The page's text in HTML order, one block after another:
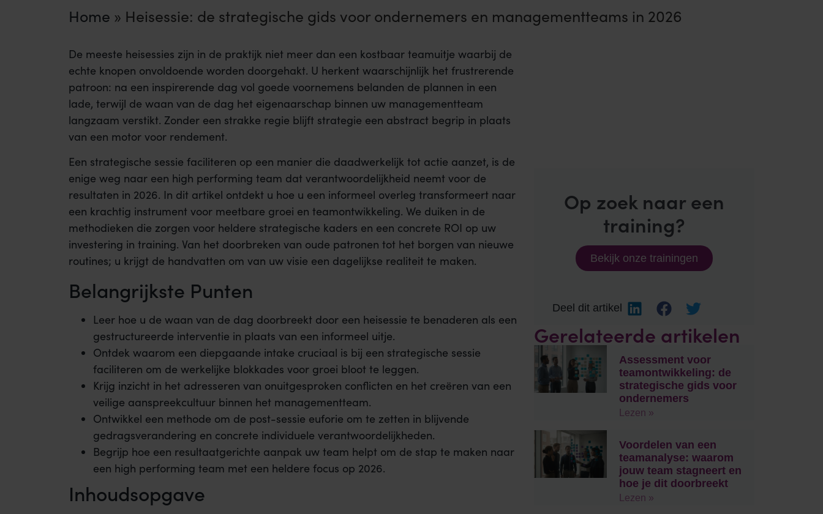
Home » Heisessie: de strategische gids voor ondernemers en managementteams in 2026
De meeste heisessies zijn in de praktijk niet meer dan een kostbaar teamuitje waarbij de
echte knopen onvoldoende worden doorgehakt. U herkent waarschijnlijk het frustrerende
patroon: na een inspirerende dag vol goede voornemens belanden de plannen in een
lade, terwijl de waan van de dag het eigenaarschap binnen uw managementteam
langzaam verstikt. Zonder een strakke regie blijft strategie een abstract begrip in plaats
van een motor voor rendement.
Een strategische sessie faciliteren op een manier die daadwerkelijk tot actie aanzet, is de
enige weg naar een high performing team dat verantwoordelijkheid neemt voor de
resultaten in 2026. In dit artikel ontdekt u hoe u een informeel overleg transformeert naar
een krachtig instrument voor meetbare groei en teamontwikkeling. We duiken in de
methodieken die zorgen voor heldere strategische kaders en een concrete ROI op uw
investering in training. Van het doorbreken van oude patronen tot het borgen van nieuwe
routines; u krijgt de handvatten om van uw visie een dagelijkse realiteit te maken.
Belangrijkste Punten
Leer hoe u de waan van de dag doorbreekt door een heisessie te benaderen als een
gestructureerde interventie in plaats van een informeel uitje.
Ontdek waarom een diepgaande intake cruciaal is bij een strategische sessie
faciliteren om de werkelijke blokkades voor groei bloot te leggen.
Krijg inzicht in het adresseren van onuitgesproken conflicten en het creëren van een
veilige aanspreekcultuur binnen het managementteam.
Ontwikkel een methode om de post-sessie euforie om te zetten in blijvende
gedragsverandering en concrete individuele verantwoordelijkheden.
Begrijp hoe een resultaatgerichte aanpak uw team helpt om de stap te maken naar
een high performing team met een heldere focus op 2026.
Inhoudsopgave
Op zoek naar een
training?
Bekijk onze trainingen
Deel dit artikel
Gerelateerde artikelen
Assessment voor
teamontwikkeling: de
strategische gids voor
ondernemers
Lezen »
Voordelen van een
teamanalyse: waarom
jouw team stagneert en
hoe je dit doorbreekt
Lezen »